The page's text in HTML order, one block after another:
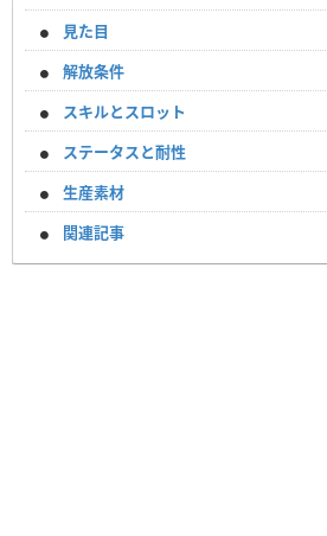
見た目
解放条件
スキルとスロット
ステータスと耐性
生産素材
関連記事